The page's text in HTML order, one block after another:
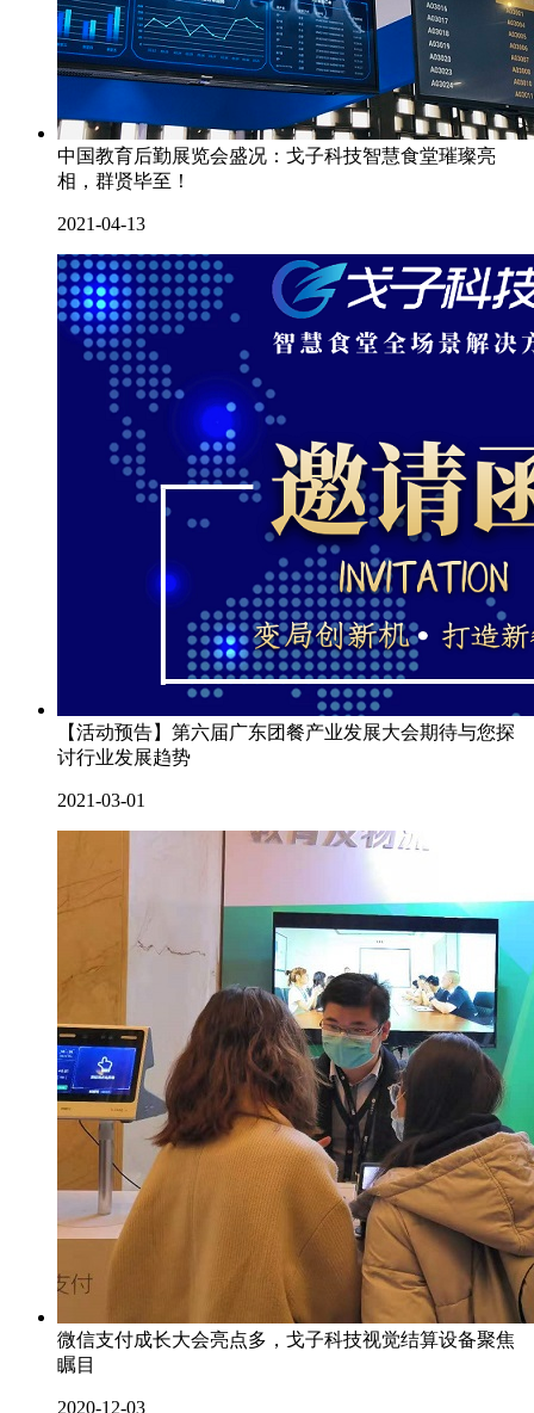
中国教育后勤展览会盛况：戈子科技智慧食堂璀璨亮
相，群贤毕至！
2021-04-13
【活动预告】第六届广东团餐产业发展大会期待与您探
讨行业发展趋势
2021-03-01
微信支付成长大会亮点多，戈子科技视觉结算设备聚焦
瞩目
2020-12-03